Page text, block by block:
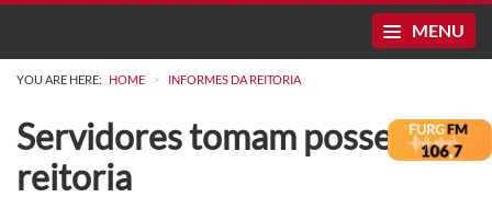
MENU
YOU ARE HERE: HOME > INFORMES DA REITORIA
Servidores tomam posse na
reitoria